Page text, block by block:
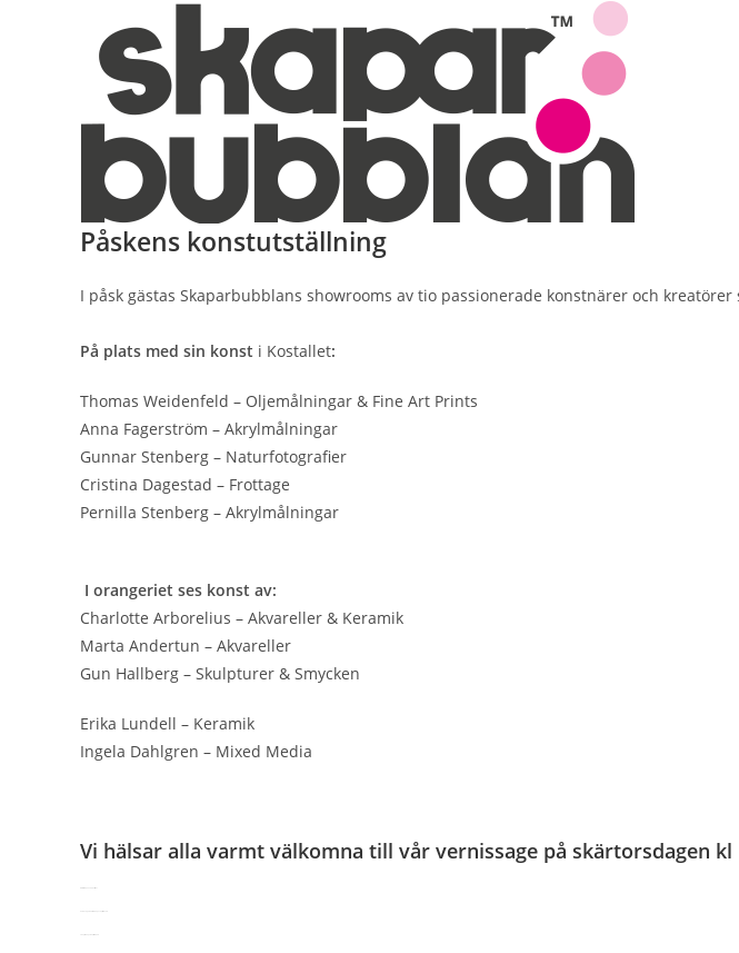
Påskens konstutställning
I påsk gästas Skaparbubblans showrooms av tio passionerade konstnärer och
På plats med sin konst i Kostallet:
Thomas Weidenfeld – Oljemålningar & Fine Art Prints
Anna Fagerström – Akrylmålningar
Gunnar Stenberg – Naturfotografier
Cristina Dagestad – Frottage
Pernilla Stenberg – Akrylmålningar
I orangeriet ses konst av:
Charlotte Arborelius – Akvareller & Keramik
Marta Andertun – Akvareller
Gun Hallberg – Skulpturer & Smycken
Erika Lundell – Keramik
Ingela Dahlgren – Mixed Media
Vi hälsar alla varmt välkomna till vår vernissage på skärtorsdagen